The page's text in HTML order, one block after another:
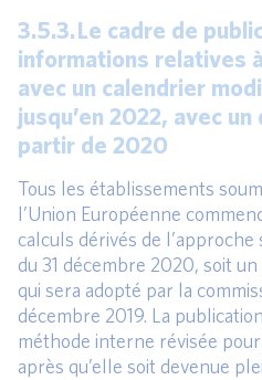
3.5.3. Le cadre de
informations relatives
avec un calendrier
jusqu’en 2022, avec
partir de 2020
Tous les établissements
l’Union Européenne
calculs dérivés de
du 31 décembre 2020, soit
qui sera adopté par la
décembre 2019. La
méthode interne révisée
après qu’elle soit devenue